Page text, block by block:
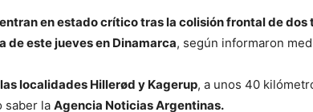
en estado crítico tras la colisión frontal de dos
de este jueves en Dinamarca, según informaron
localidades Hillerød y Kagerup, a unos 40
saber la Agencia Noticias Argentinas.